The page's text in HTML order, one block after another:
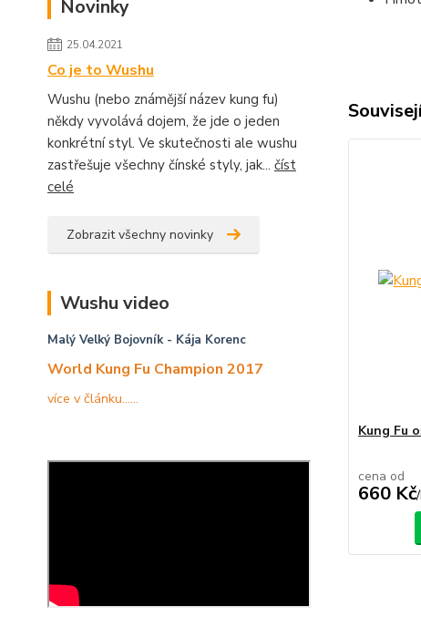
Novinky
25.04.2021
Co je to Wushu
Wushu (nebo známější název kung fu)
někdy vyvolává dojem, že jde o jeden
konkrétní styl. Ve skutečnosti ale wushu
zastřešuje všechny čínské styly, jak... číst
celé
Zobrazit všechny novinky
Wushu video
Malý Velký Bojovník- Kája Korenc
World Kung Fu Champion 2017
více v článku......
Kung Fu
cena od
660 Kč/